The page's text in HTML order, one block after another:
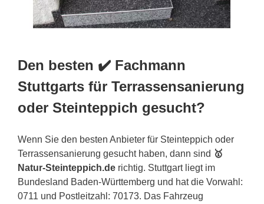
Den besten ✔️ Fachmann
Stuttgarts für Terrassensanierung
oder Steinteppich gesucht?
Wenn Sie den besten Anbieter für Steinteppich oder
Terrassensanierung gesucht haben, dann sind 🥇
Natur-Steinteppich.de richtig. Stuttgart liegt im
Bundesland Baden-Württemberg und hat die Vorwahl:
0711 und Postleitzahl: 70173. Das Fahrzeug